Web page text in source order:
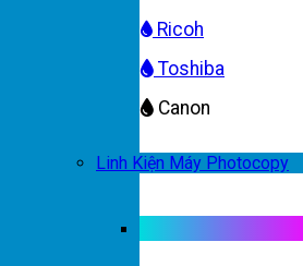
Ricoh
Toshiba
Canon
Linh Kiện Máy Photocopy